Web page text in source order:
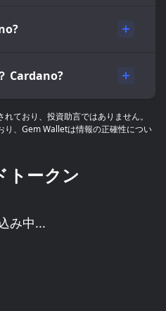
Cardano?
ており、投資助言ではありません。
り、Gem Walletは情報の正確性につい
トークン
み中...